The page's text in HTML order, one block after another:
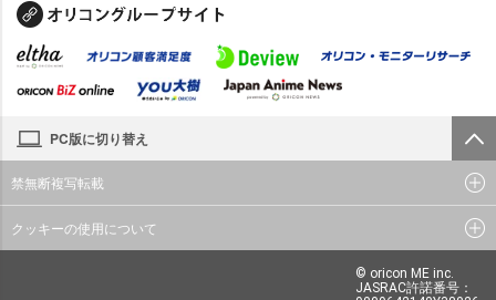
PC版に切り替え
禁無断複写転載
クッキーの使用について
© oricon ME inc.
JASRAC許諾番号：